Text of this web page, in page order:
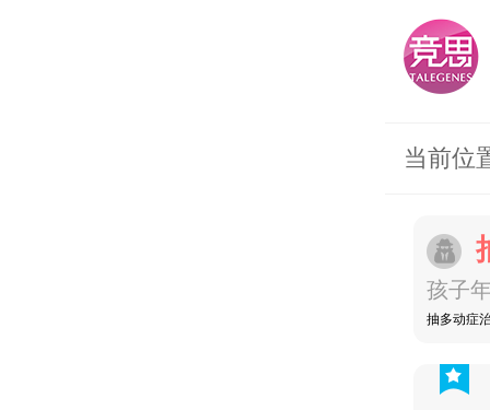
当前位
孩子
抽多动症